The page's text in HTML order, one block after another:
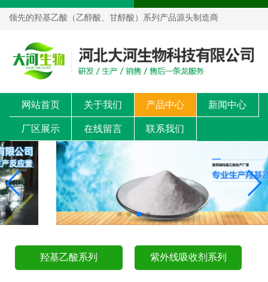
领先的羟基乙酸（乙醇酸、甘醇酸）系列产品源头制造商
网站首页 关于我们 产品中心 新闻中心
厂区展示 在线留言 联系我们
羟基乙酸系列 紫外线吸收剂系列